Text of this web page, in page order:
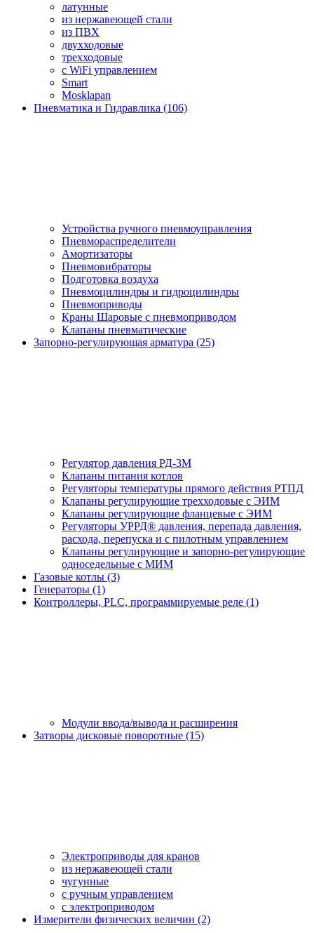
латунные
из нержавеющей стали
из ПВХ
двухходовые
трехходовые
с WiFi управлением
Smart
Mosklapan
Пневматика и Гидравлика (106)
Устройства ручного пневмоуправления
Пневмораспределители
Амортизаторы
Пневмовибраторы
Подготовка воздуха
Пневмоцилиндры и гидроцилиндры
Пневмоприводы
Краны Шаровые с пневмоприводом
Клапаны пневматические
Запорно-регулирующая арматура (25)
Регулятор давления РД-3М
Клапаны питания котлов
Регуляторы температуры прямого действия РТПД
Клапаны регулирующие трехходовые с ЭИМ
Клапаны регулирующие фланцевые с ЭИМ
Регуляторы УРРД® давления, перепада давления,
расхода, перепуска и с пилотным управлением
Клапаны регулирующие и запорно-регулирующие
односедельные с МИМ
Газовые котлы (3)
Генераторы (1)
Контроллеры, PLС, программируемые реле (1)
Модули ввода/вывода и расширения
Затворы дисковые поворотные (15)
Электроприводы для кранов
из нержавеющей стали
чугунные
с ручным управлением
c электроприводом
Измерители физических величин (2)